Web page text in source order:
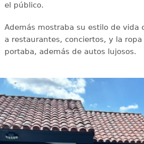
el público.
Además mostraba su estilo de vida
a restaurantes, conciertos, y la
portaba, además de autos lujosos.